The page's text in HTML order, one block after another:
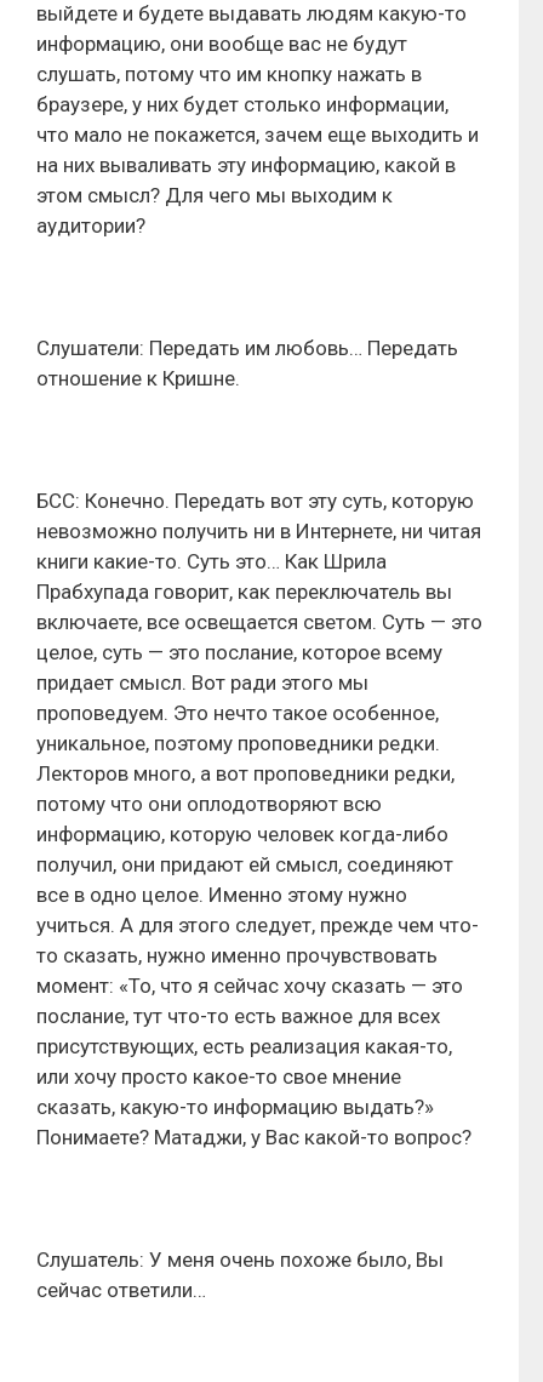
выйдете и будете выдавать людям какую-то
информацию, они вообще вас не будут
слушать, потому что им кнопку нажать в
браузере, у них будет столько информации,
что мало не покажется, зачем еще выходить и
на них вываливать эту информацию, какой в
этом смысл? Для чего мы выходим к
аудитории?
Слушатели: Передать им любовь… Передать
отношение к Кришне.
БСС: Конечно. Передать вот эту суть, которую
невозможно получить ни в Интернете, ни читая
книги какие-то. Суть это… Как Шрила
Прабхупада говорит, как переключатель вы
включаете, все освещается светом. Суть — это
целое, суть — это послание, которое всему
придает смысл. Вот ради этого мы
проповедуем. Это нечто такое особенное,
уникальное, поэтому проповедники редки.
Лекторов много, а вот проповедники редки,
потому что они оплодотворяют всю
информацию, которую человек когда-либо
получил, они придают ей смысл, соединяют
все в одно целое. Именно этому нужно
учиться. А для этого следует, прежде чем что-
то сказать, нужно именно прочувствовать
момент: «То, что я сейчас хочу сказать — это
послание, тут что-то есть важное для всех
присутствующих, есть реализация какая-то,
или хочу просто какое-то свое мнение
сказать, какую-то информацию выдать?»
Понимаете? Матаджи, у Вас какой-то вопрос?
Слушатель: У меня очень похоже было, Вы
сейчас ответили…